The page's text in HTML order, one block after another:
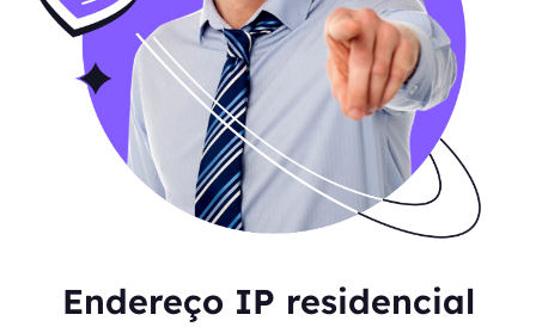
Endereço IP residencial